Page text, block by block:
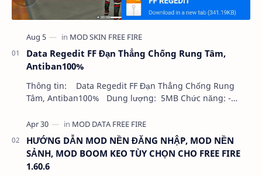
Data Regedit FF Đạn Thẳng Chống Rung Tâm,
Antiban100%
Thông tin: Data Regedit FF Đạn Thẳng Chống Rung
Tâm, Antiban100% Dung lượng: 5MB Chức năng: -
HƯỚNG DẪN MOD NỀN ĐĂNG NHẬP, MOD NỀN
SẢNH, MOD BOOM KEO TÙY CHỌN CHO FREE FIRE
1.60.6